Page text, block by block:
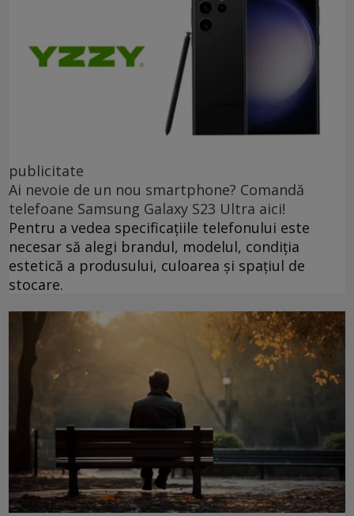
publicitate
Ai nevoie de un nou smartphone? Comandă
telefoane Samsung Galaxy S23 Ultra aici!
Pentru a vedea specificațiile telefonului este
necesar să alegi brandul, modelul, condiția
estetică a produsului, culoarea și spațiul de
stocare.